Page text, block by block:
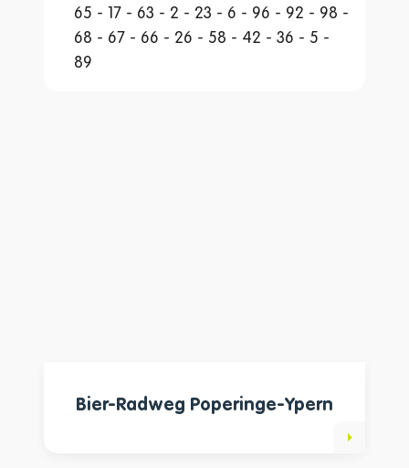
65 - 17 - 63 - 2 - 23 - 6 - 96 - 92 - 98 -
68 - 67 - 66 - 26 - 58 - 42 - 36 - 5 -
89
A bis Z
Bier-Radweg Poperinge-Ypern